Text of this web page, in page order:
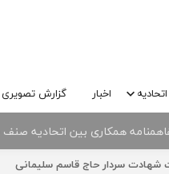
اخبار گزارش تصویری
هوش مصنوعی کاربردی برای
همکاری بین اتحادیه صنف
شهادت سردار حاج قاسم سلیمانی